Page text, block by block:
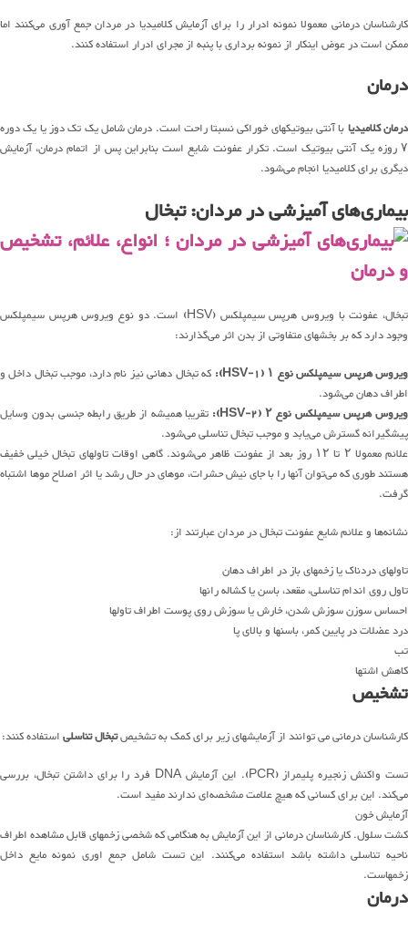
کارشناسان درمانی معمولا نمونه ادرار را برای آزمایش کلامیدیا در مردان جمع آوری می‌کنند اما
ممکن است در عوض اینکار از نمونه‌ برداری با پنبه از مجرای ادرار استفاده کنند.
درمان
درمان کلامیدیابا آنتی بیوتیکهای خوراکی نسبتا راحت است. درمان شامل یک تک دوز یا یک دوره
۷ روزه یک آنتی بیوتیک است. تکرار عفونت شایع است بنابراین پس از اتمام درمان، آزمایش
دیگری برای کلامیدیا انجام می‌شود.
بیماری‌های آمیزشی در مردان: تبخال
تبخال، عفونت با ویروس هرپس سیمپلکس (HSV) است. دو نوع ویروس هرپس سیمپلکس
وجود دارد که بر بخشهای متفاوتی از بدن اثر می‌گذارند:
ویروس هرپس سیمپلکس نوع ۱ (HSV-1):
که تبخال دهانی نیز نام دارد، موجب تبخال داخل و
اطراف دهان می‌شود.
ویروس هرپس سیمپلکس نوع ۲ (HSV-2):
تقریبا همیشه از طریق رابطه جنسی بدون وسایل
پیشگیرانه گسترش می‌یابد و موجب تبخال تناسلی می‌شود.
علائم معمولا ۲ تا ۱۲ روز بعد از عفونت ظاهر می‌شوند. گاهی اوقات تاولهای تبخال خیلی خفیف
هستند طوری که می‌توان آنها را با جای نیش حشرات، موهای در حال رشد یا اثر اصلاح موها اشتباه
گرفت.
نشانه‌ها و علائم شایع عفونت تبخال در مردان عبارتند از:
تاولهای دردناک یا زخمهای باز در اطراف دهان
تاول روی اندام تناسلی، مقعد، باسن یا کشاله رانها
احساس سوزن سوزش شدن، خارش یا سوزش روی پوست اطراف تاولها
درد عضلات در پایین کمر، باسنها و بالای پا
تب
کاهش اشتها
تشخیص
کارشناسان درمانی می توانند از آزمایشهای زیر برای کمک به تشخیصتبخال تناسلیاستفاده کنند:
تست واکنش زنجیره پلیمراز (PCR). این آزمایش DNA فرد را برای داشتن تبخال، بررسی
می‌کند. این برای کسانی که هیچ علامت مشخصه‌ای ندارند مفید است.
آزمایش خون
کشت سلول. کارشناسان درمانی از این آزمایش به هنگامی که شخصی زخمهای قابل مشاهده اطراف
ناحیه تناسلی داشته باشد استفاده می‌کنند. این تست شامل جمع اوری نمونه مایع داخل
زخمهاست.
درمان